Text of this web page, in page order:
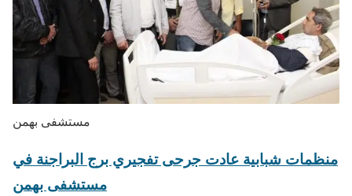
مستشفى بهمن
منظمات شبابية عادت جرحى تفجيري برج البراجنة في
مستشفى بهمن